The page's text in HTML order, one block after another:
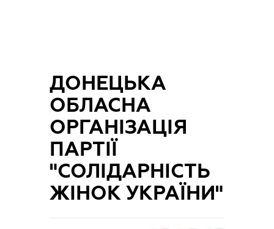
ДОНЕЦЬКА
ОБЛАСНА
ОРГАНІЗАЦІЯ
ПАРТІЇ
"СОЛІДАРНІСТЬ
ЖІНОК УКРАЇНИ"